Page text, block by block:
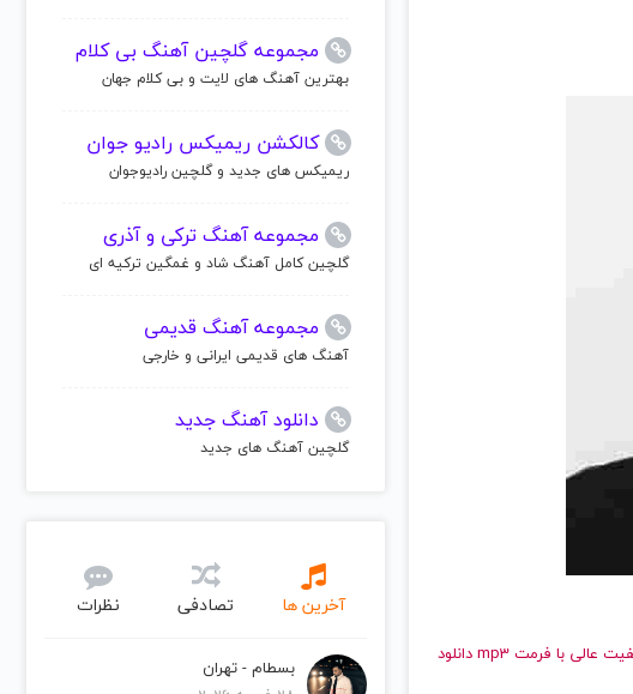
و قدیمی امینم | Eminem را به راحتی و با سرعت بالا گوش دهید و با کیفیت عالی با فرمت mp3 دانلود
مجموعه گلچین آهنگ بی کلام
بهترین آهنگ های لایت و بی کلام جهان
کالکشن ریمیکس رادیو جوان
ریمیکس های جدید و گلچین رادیوجوان
مجموعه آهنگ ترکی و آذری
گلچین کامل آهنگ شاد و غمگین ترکیه ای
مجموعه آهنگ قدیمی
آهنگ های قدیمی ایرانی و خارجی
دانلود آهنگ جدید
گلچین آهنگ های جدید
آخرین ها تصادفی نظرات
بسطام - تهران